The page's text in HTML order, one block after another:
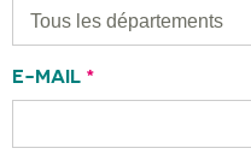
E-MAIL *